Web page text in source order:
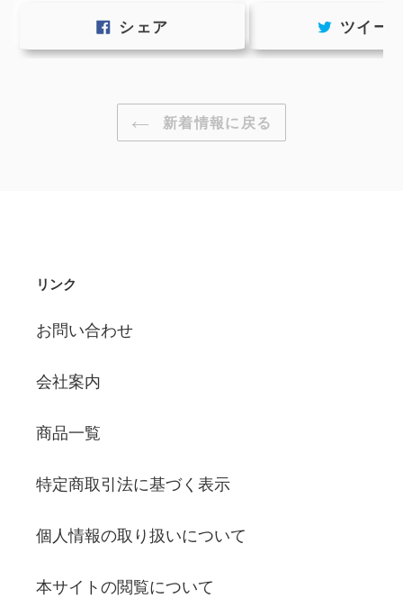
シェア
シ
す
る
ツイー
新着情報に戻る
リンク
お問い合わせ
会社案内
商品一覧
特定商取引法に基づく表示
個人情報の取り扱いについて
本サイトの閲覧について